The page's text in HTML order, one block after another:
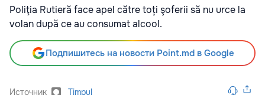
Poliţia Rutieră face apel către toți şoferii să nu urce la
volan după ce au consumat alcool.
Подпишитесь на новости Point.md в Google
Источник Timpul